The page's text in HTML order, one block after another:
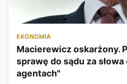
EKONOMIA
Macierewicz oskarżony.
sprawę do sądu za
agentach"